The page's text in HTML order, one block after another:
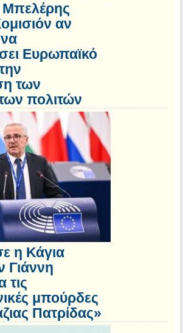
αν
Ευρωπαϊκό
των
πολιτών
η Κάγια
Γιάννη
τις
μπούρδες
Πατρίδας»